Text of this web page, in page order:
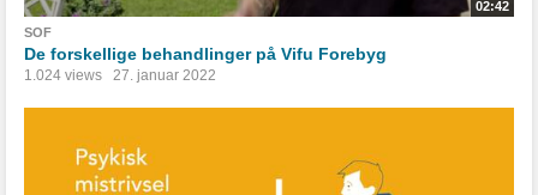
02:42
SOF
De forskellige behandlinger på Vifu Forebyg
1.024 views 27. januar 2022